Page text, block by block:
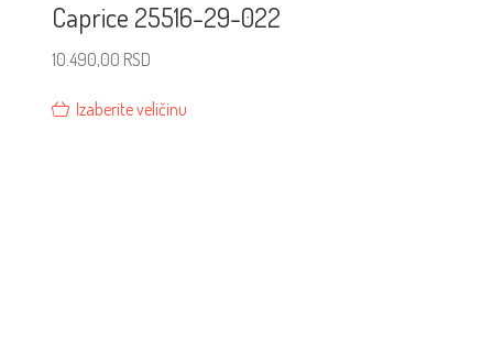
Caprice 25516-29-022
10.490,00 RSD
Izaberite veličinu